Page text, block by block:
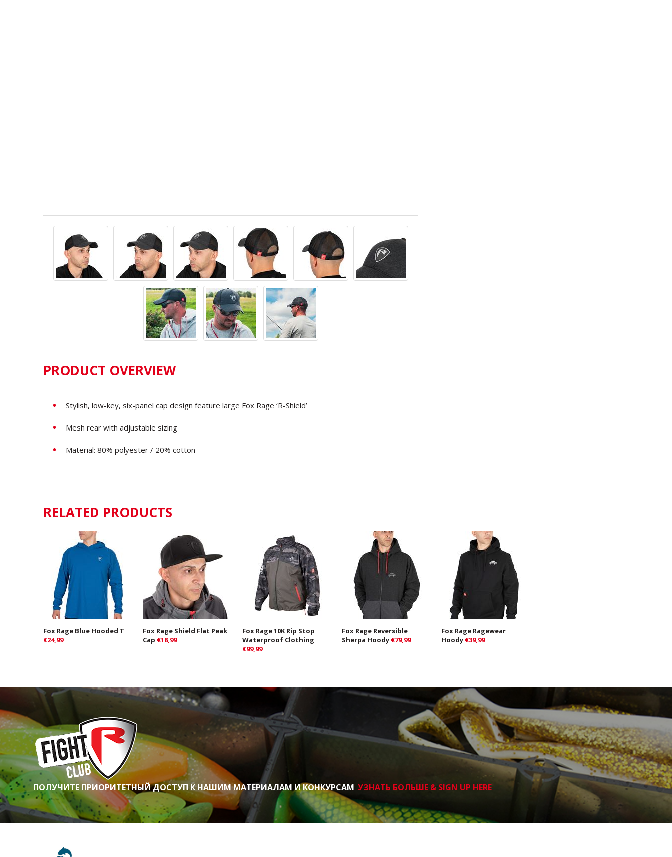
PRODUCT OVERVIEW
Stylish, low-key, six-panel cap design feature large Fox Rage ‘R-Shield’
Mesh rear with adjustable sizing
Material: 80% polyester / 20% cotton
RELATED PRODUCTS
Fox Rage Blue Hooded T
€24,99
Fox Rage Shield Flat Peak
Cap €18,99
Fox Rage 10K Rip Stop
Waterproof Clothing
€99,99
Fox Rage Reversible
Sherpa Hoody €79,99
Fox Rage Ragewear
Hoody €39,99
ПОЛУЧИТЕ ПРИОРИТЕТНЫЙ ДОСТУП К НАШИМ МАТЕРИАЛАМ И КОНКУРСАМ УЗНАТЬ БОЛЬШЕ & SIGN UP HERE